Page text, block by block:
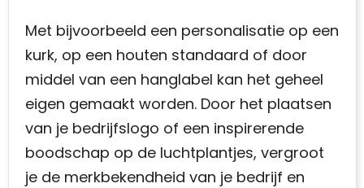
Met bijvoorbeeld een personalisatie op een
kurk, op een houten standaard of door
middel van een hanglabel kan het geheel
eigen gemaakt worden. Door het plaatsen
van je bedrijfslogo of een inspirerende
boodschap op de luchtplantjes, vergroot
je de merkbekendheid van je bedrijf en